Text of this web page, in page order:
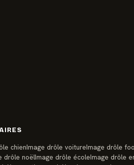
chienImage drôle voitureImage drôle
drôle noëlImage drôle écoleImage drôle